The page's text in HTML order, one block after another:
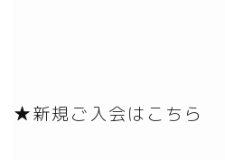
★新規ご入会はこちら